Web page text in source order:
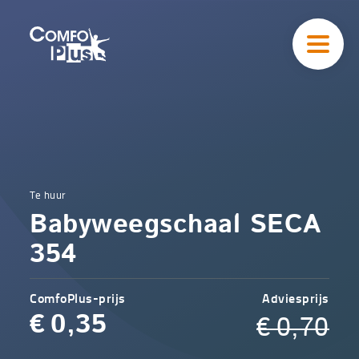
Home
Uitleendienst
Babyweegschaal
SECA 354
Comfoplus
-
Te huur
Babyweegschaal SECA
354
ComfoPlus-prijs
€ 0,35
Adviesprijs
€0,70
navigatieComfoPlus